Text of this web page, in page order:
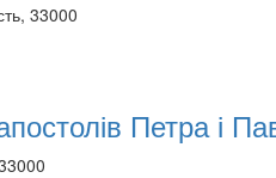
33000
Петра і